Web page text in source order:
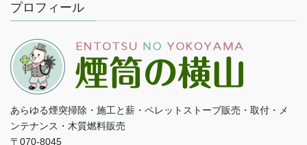
プロフィール
あらゆる煙突掃除・施工と薪・ペレットストーブ販売・取付・メ
ンテナンス・木質燃料販売
〒070-8045